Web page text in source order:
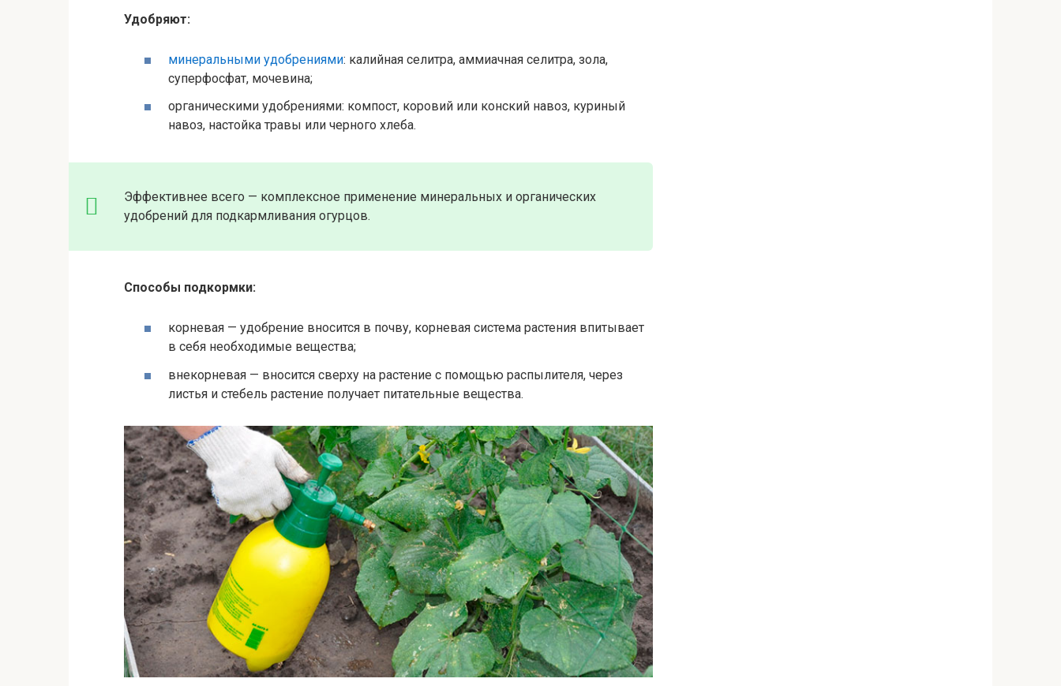
Удобряют:
минеральными удобрениями: калийная селитра, аммиачная селитра, зола,
суперфосфат, мочевина;
органическими удобрениями: компост, коровий или конский навоз, куриный
навоз, настойка травы или черного хлеба.
Эффективнее всего — комплексное применение минеральных и органических
удобрений для подкармливания огурцов.
Способы подкормки:
корневая — удобрение вносится в почву, корневая система растения впитывает
в себя необходимые вещества;
внекорневая — вносится сверху на растение с помощью распылителя, через
листья и стебель растение получает питательные вещества.